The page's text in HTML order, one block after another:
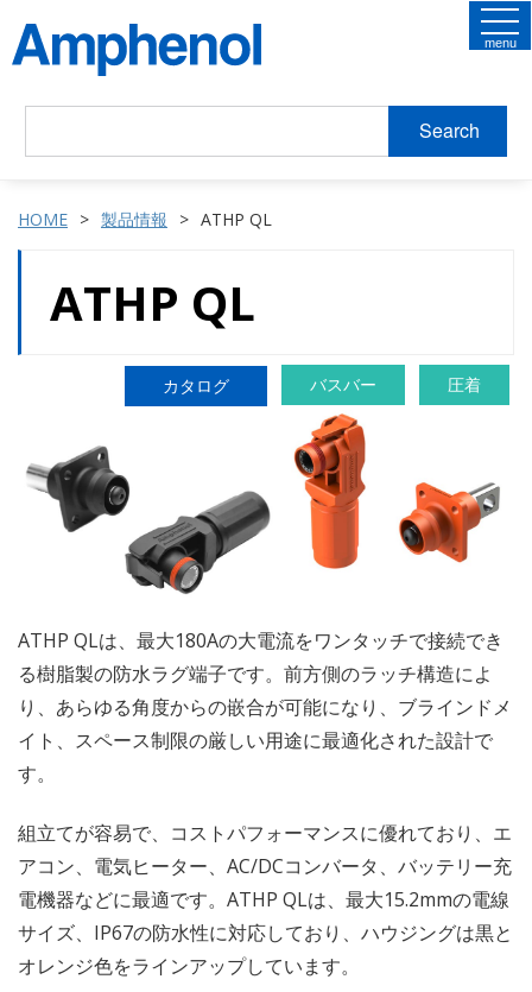
Search
menu
HOME 製品情報 ATHP QL
ATHP QL
カタログ バスバー 圧着
ATHP QLは、最大180Aの大電流をワンタッチで接続でき
る樹脂製の防水ラグ端子です。前方側のラッチ構造によ
り、あらゆる角度からの嵌合が可能になり、ブラインドメ
イト、スペース制限の厳しい用途に最適化された設計で
す。
組立てが容易で、コストパフォーマンスに優れており、エ
アコン、電気ヒーター、AC/DCコンバータ、バッテリー充
電機器などに最適です。ATHP QLは、最大15.2mmの電線
サイズ、IP67の防水性に対応しており、ハウジングは黒と
オレンジ色をラインアップしています。